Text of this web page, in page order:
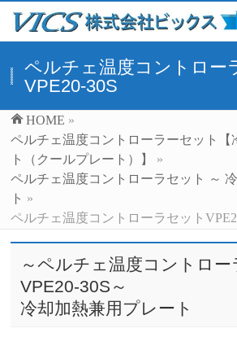
ペルチェ温度コントロー
VPE20-30S
HOME »
ペルチェ温度コントローラーセット【
ト（クールプレート）】
»
ペルチェ温度コントローラセット ～
ト »
ペルチェ温度コントローラセット
～ペルチェ温度コントロー
VPE20-30S～
冷却加熱兼用プレート